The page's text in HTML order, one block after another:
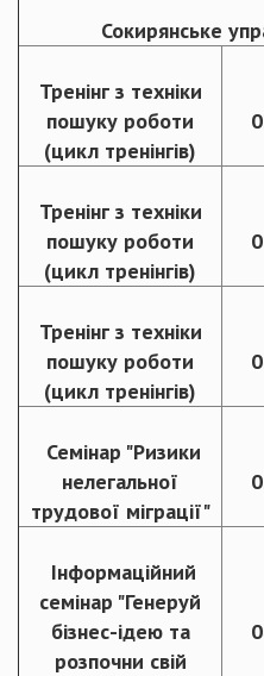
Сокирянське
Тренінг з техніки
пошуку роботи
(цикл тренінгів)
Тренінг з техніки
пошуку роботи
(цикл тренінгів)
Тренінг з техніки
пошуку роботи
(цикл тренінгів)
Семінар "Ризики
нелегальної
трудової міграції"
Інформаційний
семінар "Генеруй
бізнес-ідею та
розпочни свій